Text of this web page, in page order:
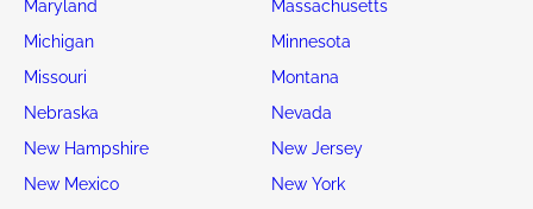
Maryland
Massachusetts
Michigan
Minnesota
Missouri
Montana
Nebraska
Nevada
New Hampshire
New Jersey
New Mexico
New York